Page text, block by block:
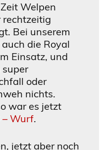
Welpen
rechtzeitig
Bei unserem
die Royal
Einsatz, und
super
oder
nichts.
war es jetzt
– Wurf.
jetzt aber noch